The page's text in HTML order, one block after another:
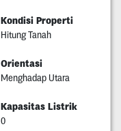
Kondisi Properti
Hitung Tanah
Orientasi
Menghadap Utara
Kapasitas Listrik
0